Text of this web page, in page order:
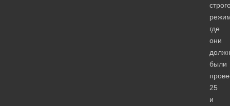
где
они
были
25
и